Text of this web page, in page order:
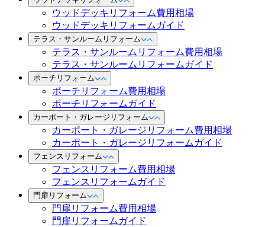
ウッドデッキリフォーム費用相場
ウッドデッキリフォームガイド
テラス・サンルームリフォーム
テラス・サンルームリフォーム費用相場
テラス・サンルームリフォームガイド
ポーチリフォーム
ポーチリフォーム費用相場
ポーチリフォームガイド
カーポート・ガレージリフォーム
カーポート・ガレージリフォーム費用相場
カーポート・ガレージリフォームガイド
フェンスリフォーム
フェンスリフォーム費用相場
フェンスリフォームガイド
門扉リフォーム
門扉リフォーム費用相場
門扉リフォームガイド